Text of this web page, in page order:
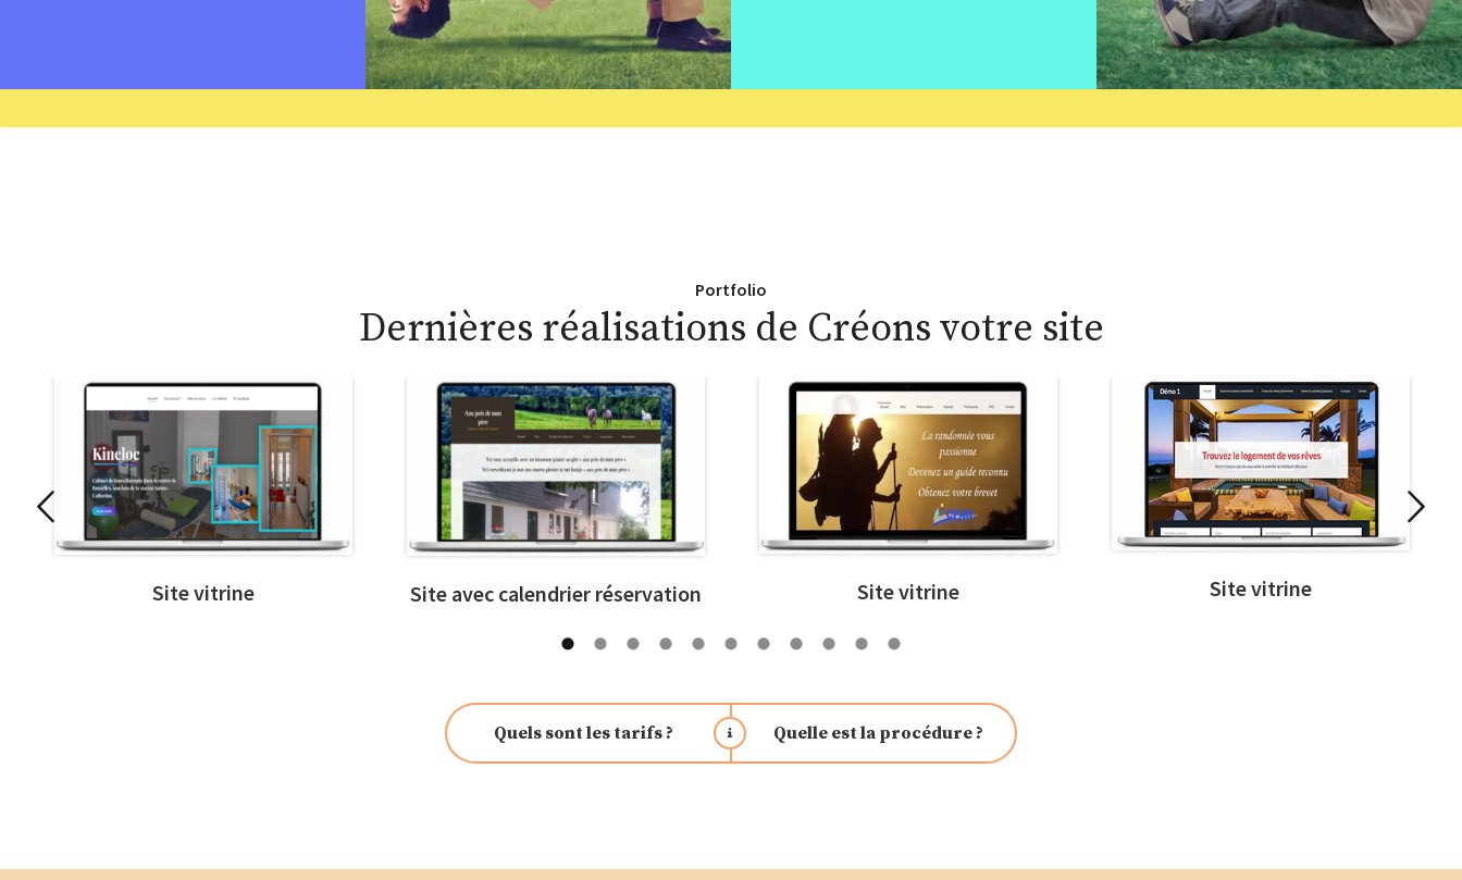
Portfolio
Dernières réalisations de Créons votre site
Site vitrine Site avec calendrier réservation Site vitrine Site vitrine
Quels sont les tarifs ? Quelle est la procédure ?